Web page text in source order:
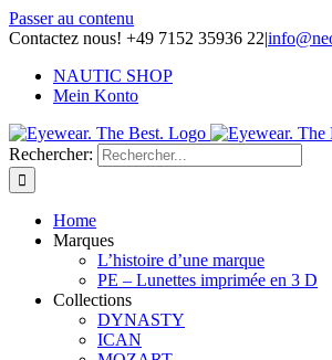
Passer au contenu
Contactez nous! +49 7152 35936 22|
NAUTIC SHOP
Mein Konto
Rechercher:
Home
Marques
L’histoire d’une marque
PE – Lunettes imprimée en 3 D
Collections
DYNASTY
ICAN